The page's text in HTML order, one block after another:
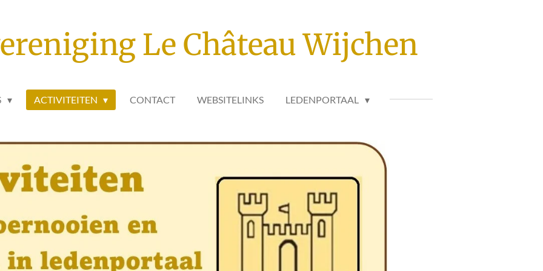
Le Château Wijchen
ACTIVITEITEN CONTACT WEBSITELINKS LEDENPORTAAL